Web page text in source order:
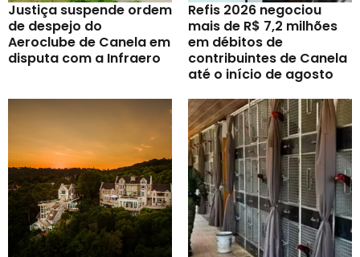
Justiça suspende ordem
de despejo do
Aeroclube de Canela em
disputa com a Infraero
Refis 2026 negociou
mais de R$ 7,2 milhões
em débitos de
contribuintes de Canela
até o início de agosto